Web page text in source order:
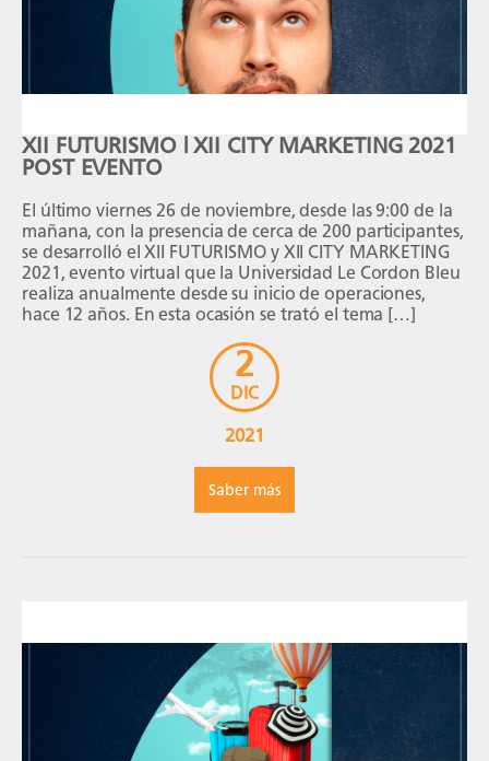
2
DIC
2021
Saber más
XII FUTURISMO | XII CITY MARKETING 2021
POST EVENTO
El último viernes 26 de noviembre, desde las 9:00 de la
mañana, con la presencia de cerca de 200 participantes,
se desarrolló el XII FUTURISMO y XII CITY MARKETING
2021, evento virtual que la Universidad Le Cordon Bleu
realiza anualmente desde su inicio de operaciones,
hace 12 años. En esta ocasión se trató el tema […]